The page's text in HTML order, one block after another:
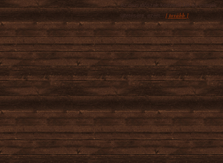
Az őszi időszak kedvező fák és cserjék
ültetésére, ezért...[ tovább ]